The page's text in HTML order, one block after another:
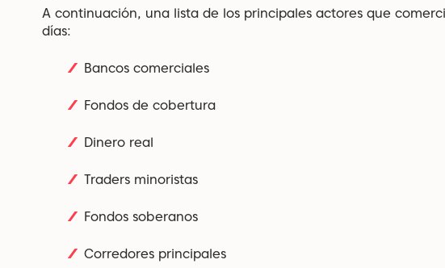
A continuación, una lista de los principales actores que
días:
Bancos comerciales
Fondos de cobertura
Dinero real
Traders minoristas
Fondos soberanos
Corredores principales